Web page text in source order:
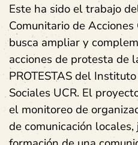
Este ha sido el trabajo
Comunitario de
busca ampliar y
acciones de protesta de
PROTESTAS del
Sociales UCR. El
el monitoreo de
de comunicación